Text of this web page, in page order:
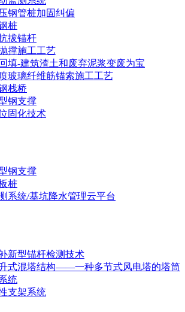
钢管桩加固纠偏
桩
拔锚杆
撑施工工艺
填-建筑渣土和废弃泥浆变废为宝
玻璃纤维筋锚索施工工艺
栈桥
钢支撑
固化技术
钢支撑
桩
系统/基坑降水管理云平台
新型锚杆检测技术
式混塔结构——一种多节式风电塔的塔筒
统
支架系统